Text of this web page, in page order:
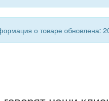
о товаре обновлена: